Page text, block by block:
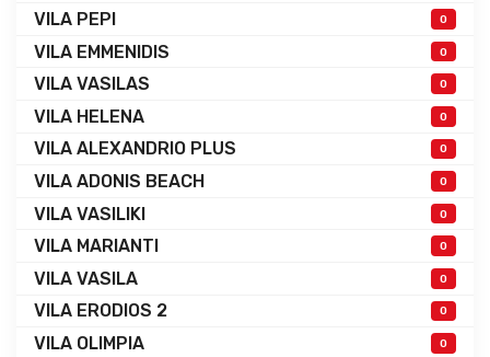
VILA PEPI 0
VILA EMMENIDIS 0
VILA VASILAS 0
VILA HELENA 0
VILA ALEXANDRIO PLUS 0
VILA ADONIS BEACH 0
VILA VASILIKI 0
VILA MARIANTI 0
VILA VASILA 0
VILA ERODIOS 2 0
VILA OLIMPIA 0